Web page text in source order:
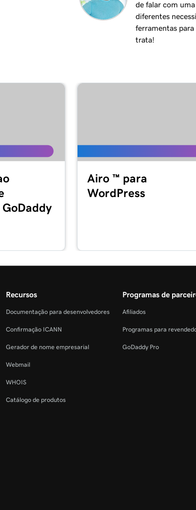
de falar com
diferentes
ferramentas
trata!
Airo ™ para
WordPress
Recursos
Documentação para desenvolvedores
Confirmação ICANN
Gerador de nome empresarial
Webmail
WHOIS
Catálogo de produtos
Programas de
Afiliados
Programas para
GoDaddy Pro